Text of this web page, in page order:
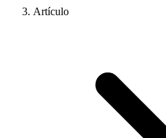
Artículo